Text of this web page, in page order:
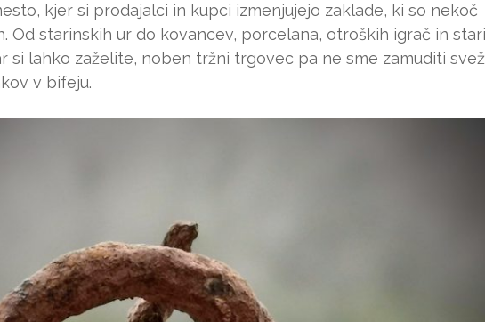
kjer si prodajalci in kupci izmenjujejo zaklade, ki so nekoč
Od starinskih ur do kovancev, porcelana, otroških igrač in
si lahko zaželite, noben tržni trgovec pa ne sme zamuditi
v bifeju.